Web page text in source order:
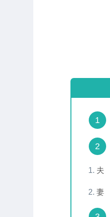
夫
妻